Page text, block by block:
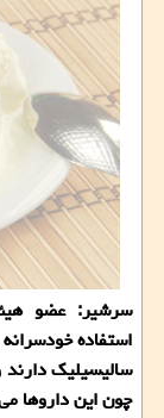
سرشیر: عضو
استفاده
سالیسیلیك
چون این داروها